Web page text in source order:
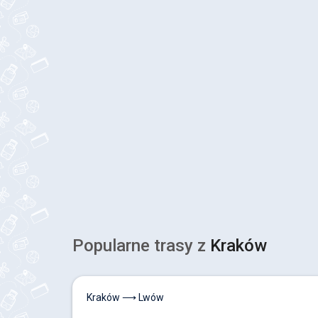
Popularne trasy z Kraków
Kraków ⟶ Lwów